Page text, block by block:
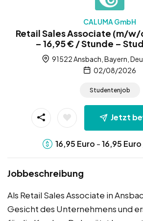
CALUMA GmbH
Retail Sales Associate (m/
– 16,95 € / Stunde –
91522 Ansbach, Bayern,
02/08/2026
Studentenjob
Jetzt
16,95 Euro -16,95 Euro
Jobbeschreibung
Als Retail Sales Associate in
Gesicht des Unternehmens und